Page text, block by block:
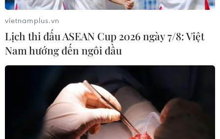
vietnamplus.vn
Lịch thi đấu ASEAN Cup 2026 ngày 7/8: Việt
Nam hướng đến ngôi đầu